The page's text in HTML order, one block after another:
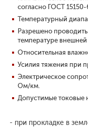
согласно ГОСТ 15150-
Температурный
Разрешено
температуре
Относительная
Усилия тяжения при
Электрическое
Ом/км.
Допустимые токовые
- при прокладке в